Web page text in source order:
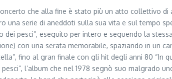
che alla fine è stato più un atto collettivo
una serie di aneddoti sulla sua vita e sul tempo
pesci”, eseguito per intero e seguendo la
con una serata memorabile, spaziando in un
fino al gran finale con gli hit degli anni 80
l’album che nel 1978 segnò suo malgrado